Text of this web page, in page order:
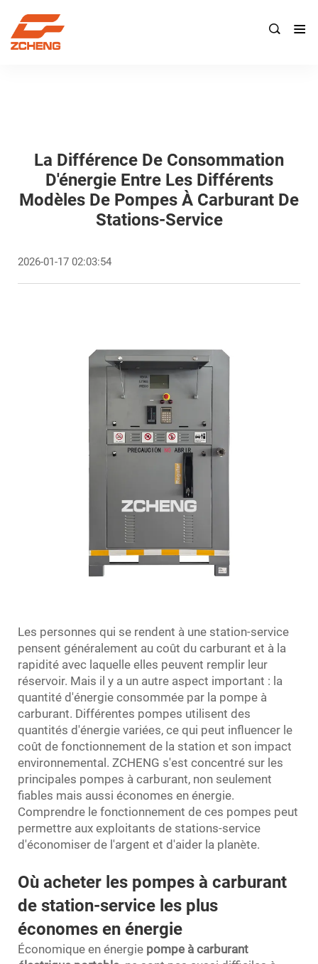

La Différence De Consommation
D'énergie Entre Les Différents
Modèles De Pompes À Carburant De
Stations-Service
2026-01-17 02:03:54
Les personnes qui se rendent à une station-service
pensent généralement au coût du carburant et à la
rapidité avec laquelle elles peuvent remplir leur
réservoir. Mais il y a un autre aspect important : la
quantité d'énergie consommée par la pompe à
carburant. Différentes pompes utilisent des
quantités d'énergie variées, ce qui peut influencer le
coût de fonctionnement de la station et son impact
environnemental. ZCHENG s'est concentré sur les
principales pompes à carburant, non seulement
fiables mais aussi économes en énergie.
Comprendre le fonctionnement de ces pompes peut
permettre aux exploitants de stations-service
d'économiser de l'argent et d'aider la planète.
Où acheter les pompes à carburant
de station-service les plus
économes en énergie
Économique en énergie pompe à carburant